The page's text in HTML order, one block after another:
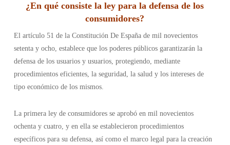
¿En qué consiste la ley para la defensa de los
consumidores?
El artículo 51 de la Constitución De España de mil novecientos
setenta y ocho, establece que los poderes públicos garantizarán la
defensa de los usuarios y usuarios, protegiendo, mediante
procedimientos eficientes, la seguridad, la salud y los intereses de
tipo económico de los mismos.
La primera ley de consumidores se aprobó en mil novecientos
ochenta y cuatro, y en ella se establecieron procedimientos
específicos para su defensa, así como el marco legal para la creación